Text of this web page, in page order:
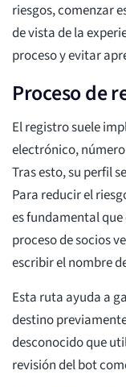
riesgos, comenzar
de vista de la
proceso y evitar
Proceso de
El registro suele
electrónico,
Tras esto, su perfil
Para reducir el
es fundamental
proceso de socios
escribir el nombre
Esta ruta ayuda a
destino
desconocido que
revisión del bot